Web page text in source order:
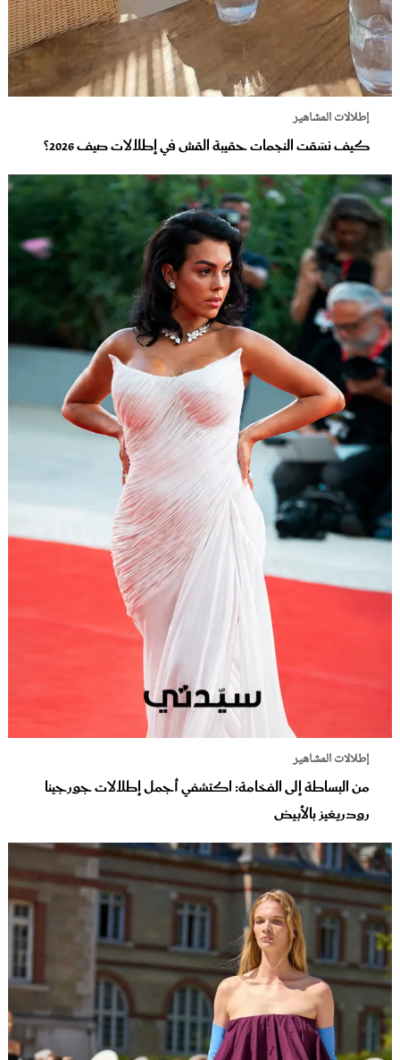
إطلالات المشاهير
كيف نسّقت النجمات حقيبة القش في إطلالات صيف 2026؟
إطلالات المشاهير
من البساطة إلى الفخامة: اكتشفي أجمل إطلالات جورجينا
رودريغيز بالأبيض